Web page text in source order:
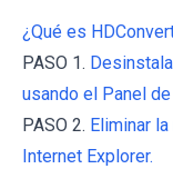
¿Qué es
PASO 1.
usando el Panel
PASO 2. Eliminar
Internet Explorer.